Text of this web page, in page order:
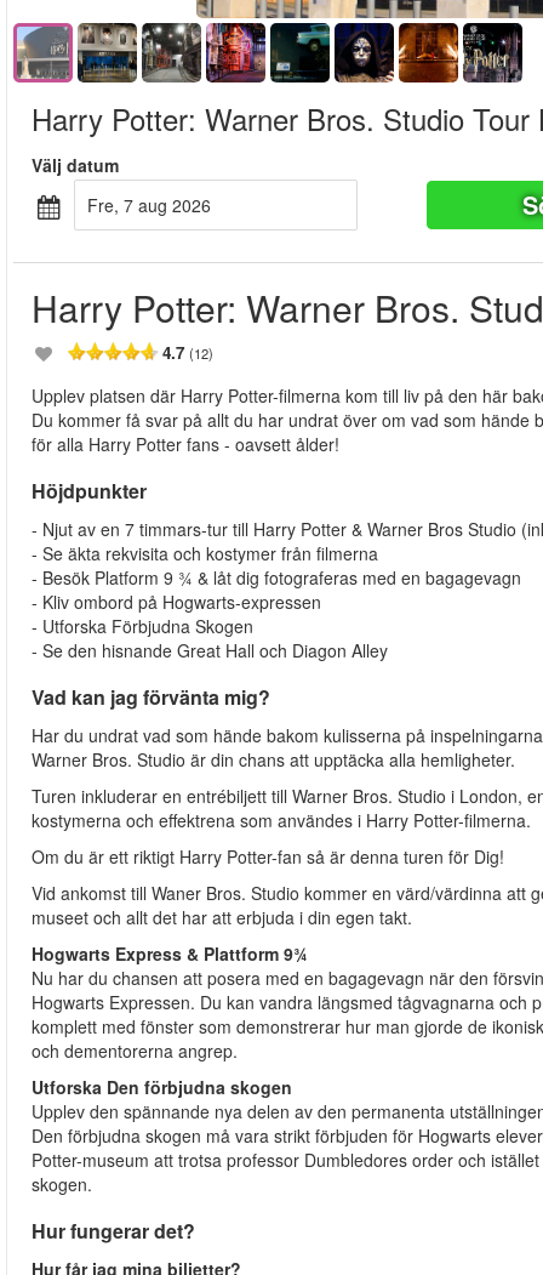
Harry Potter: Warner Bros. Studio Tour
Välj datum
fre, 7 aug 2026
Harry Potter: Warner Bros.
4.7 (12)
Upplev platsen där Harry Potter-filmerna kom till liv på den här
Du kommer få svar på allt du har undrat över om vad som
för alla Harry Potter fans - oavsett ålder!
Höjdpunkter
- Njut av en 7 timmars-tur till Harry Potter & Warner Bros Studio
- Se äkta rekvisita och kostymer från filmerna
- Besök Platform 9 ¾ & låt dig fotograferas med en bagagevagn
- Kliv ombord på Hogwarts-expressen
- Utforska Förbjudna Skogen
- Se den hisnande Great Hall och Diagon Alley
Vad kan jag förvänta mig?
Har du undrat vad som hände bakom kulisserna på
Warner Bros. Studio är din chans att upptäcka alla hemligheter.
Turen inkluderar en entrébiljett till Warner Bros. Studio i London,
kostymerna och effektrena som användes i Harry Potter-filmerna.
Om du är ett riktigt Harry Potter-fan så är denna turen för Dig!
Vid ankomst till Waner Bros. Studio kommer en värd/värdinna att
museet och allt det har att erbjuda i din egen takt.
Hogwarts Express & Plattform 9¾
Nu har du chansen att posera med en bagagevagn när den
Hogwarts Expressen. Du kan vandra längsmed tågvagnarna
komplett med fönster som demonstrerar hur man gjorde de
och dementorerna angrep.
Utforska Den förbjudna skogen
Upplev den spännande nya delen av den permanenta
Den förbjudna skogen må vara strikt förbjuden för Hogwarts
Potter-museum att trotsa professor Dumbledores order och
skogen.
Hur fungerar det?
Hur får jag mina biljetter?